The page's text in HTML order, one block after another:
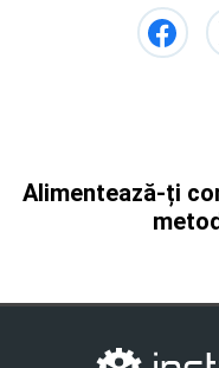
Alimentează-ți